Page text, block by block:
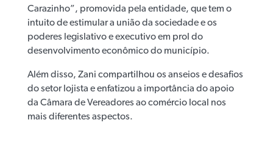
Carazinho”, promovida pela entidade, que tem o
intuito de estimular a união da sociedade e os
poderes legislativo e executivo em prol do
desenvolvimento econômico do município.
Além disso, Zani compartilhou os anseios e desafios
do setor lojista e enfatizou a importância do apoio
da Câmara de Vereadores ao comércio local nos
mais diferentes aspectos.